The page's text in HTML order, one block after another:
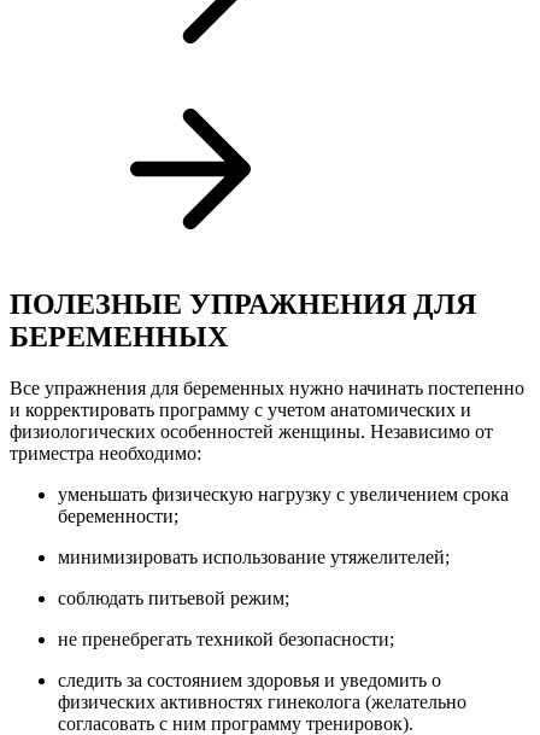
ПОЛЕЗНЫЕ УПРАЖНЕНИЯ ДЛЯ
БЕРЕМЕННЫХ
Все упражнения для беременных нужно начинать постепенно
и корректировать программу с учетом анатомических и
физиологических особенностей женщины. Независимо от
триместра необходимо:
уменьшать физическую нагрузку с увеличением срока
беременности;
минимизировать использование утяжелителей;
соблюдать питьевой режим;
не пренебрегать техникой безопасности;
следить за состоянием здоровья и уведомить о
физических активностях гинеколога (желательно
согласовать с ним программу тренировок).